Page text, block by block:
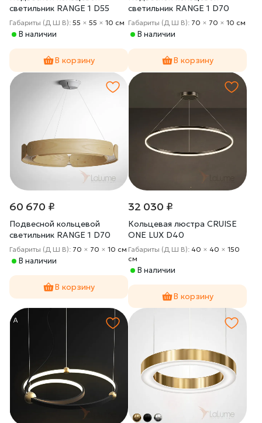
светильник RANGE 1 D55
Black walnut
Габариты (Д Ш В): 55 × 55 × 10 cм
В наличии
В корзину
светильник RANGE 1 D70
Black walnut
Габариты (Д Ш В): 70 × 70 × 10 cм
В наличии
В корзину
60 670 ₽
Подвесной кольцевой
светильник RANGE 1 D70
Light wood
Габариты (Д Ш В): 70 × 70 × 10 cм
В наличии
В корзину
32 030 ₽
Кольцевая люстра CRUISE
ONE LUX D40
Габариты (Д Ш В): 40 × 40 × 150
cм
В наличии
В корзину